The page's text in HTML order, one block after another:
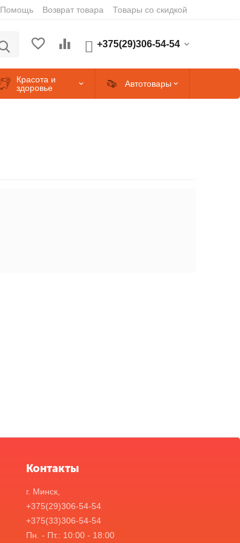
Помощь Возврат товара Товары со скидкой
+375(29)306-54-54
Красота и
здоровье
Автотовары
Контакты
г. Минск,
+375(29)306-54-54
+375(33)306-54-54
Пн. - Пт.: 10:00 - 18:00